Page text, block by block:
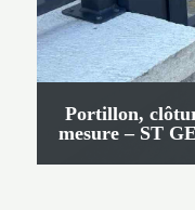
Portillon,
mesure – ST